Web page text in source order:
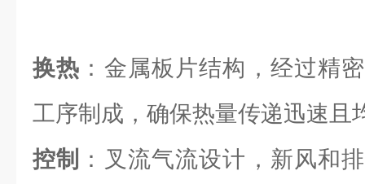
换热 ：金属板片结构，经过精
工序制成，确保热量传递迅速且
控制
：叉流气流设计，新风和